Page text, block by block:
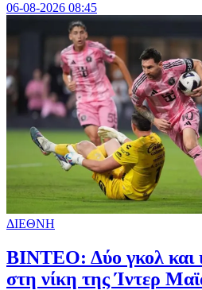
06-08-2026 08:45
ΔΙΕΘΝΗ
ΒΙΝΤΕΟ: Δύο γκολ και
στη νίκη της Ίντερ